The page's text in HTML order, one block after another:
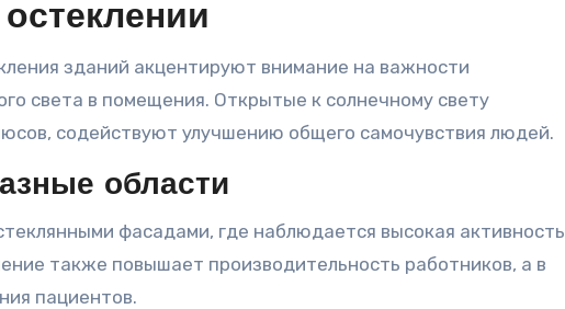
света в помещения. Открытые к солнечному свету
содействуют улучшению общего самочувствия людей.
области
фасадами, где наблюдается высокая активность
также повышает производительность работников, а в
пациентов.